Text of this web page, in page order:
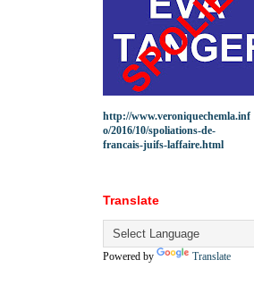
http://www.veroniquechemla.inf
o/2016/10/spoliations-de-
francais-juifs-laffaire.html
Translate
Powered by Translate